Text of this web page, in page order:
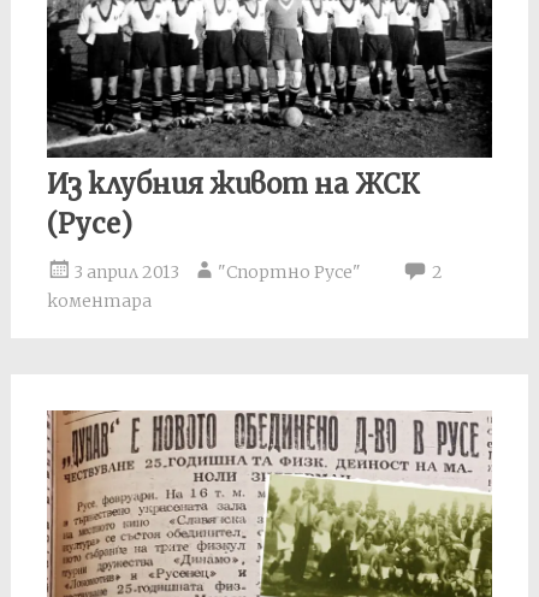
Из клубния живот на ЖСК
(Русе)
3 април 2013 "Спортно Русе"
2
коментара